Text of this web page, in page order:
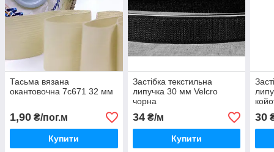
Тасьма вязана
окантовочна 7с671 32 мм
1,90 ₴/пог.м
Купити
Застібка текстильна
липучка 30 мм Velcro
чорна
34₴/м
Купити
30